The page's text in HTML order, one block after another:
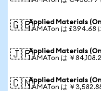
🇬🇧Applied Materials
1 AMATon は £394.68
🇯🇵Applied Materials
1 AMATon は ￥
🇨🇳Applied Materials
1 AMATon は ￥